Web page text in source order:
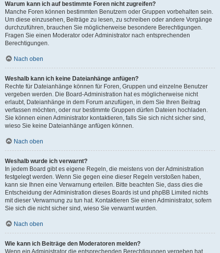
Warum kann ich auf bestimmte Foren nicht zugreifen?
Manche Foren können bestimmten Benutzern oder Gruppen vorbehalten sein.
Um diese einzusehen, Beiträge zu lesen, zu schreiben oder andere Vorgänge
durchzuführen, brauchen Sie möglicherweise besondere Berechtigungen.
Fragen Sie einen Moderator oder Administrator nach entsprechenden
Berechtigungen.
Nach oben
Weshalb kann ich keine Dateianhänge anfügen?
Rechte für Dateianhänge können für Foren, Gruppen und einzelne Benutzer
vergeben werden. Die Board-Administration hat es möglicherweise nicht
erlaubt, Dateianhänge in dem Forum anzufügen, in dem Sie Ihren Beitrag
verfassen möchten, oder nur bestimmte Gruppen dürfen Dateien hochladen.
Sie können einen Administrator kontaktieren, falls Sie sich nicht sicher sind,
wieso Sie keine Dateianhänge anfügen können.
Nach oben
Weshalb wurde ich verwarnt?
In jedem Board gibt es eigene Regeln, die meistens von der Administration
festgelegt werden. Wenn Sie gegen eine dieser Regeln verstoßen haben,
kann sie Ihnen eine Verwarnung erteilen. Bitte beachten Sie, dass dies die
Entscheidung der Administration dieses Boards ist und phpBB Limited nichts
mit dieser Verwarnung zu tun hat. Kontaktieren Sie einen Administrator, sofern
Sie sich die nicht sicher sind, wieso Sie verwarnt wurden.
Nach oben
Wie kann ich Beiträge den Moderatoren melden?
Wenn ein Administrator die entsprechenden Berechtigungen vergeben hat,